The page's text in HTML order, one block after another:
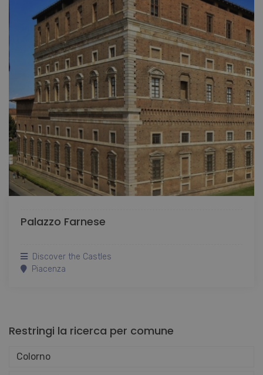
Palazzo Farnese
Discover the Castles
Piacenza
Restringi la ricerca per comune
Colorno